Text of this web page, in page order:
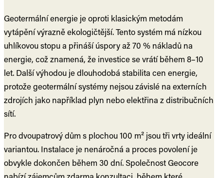
Geotermální energie je oproti klasickým metodám
vytápění výrazně ekologičtější. Tento systém má nízkou
uhlíkovou stopu a přináší úspory až 70 % nákladů na
energie, což znamená, že investice se vrátí během 8–10
let. Další výhodou je dlouhodobá stabilita cen energie,
protože geotermální systémy nejsou závislé na externích
zdrojích jako například plyn nebo elektřina z distribučních
sítí.
Pro dvoupatrový dům s plochou 100 m² jsou tři vrty ideální
variantou. Instalace je nenáročná a proces povolení je
obvykle dokončen během 30 dní. Společnost Geocore
nabízí zájemcům zdarma konzultaci, během které